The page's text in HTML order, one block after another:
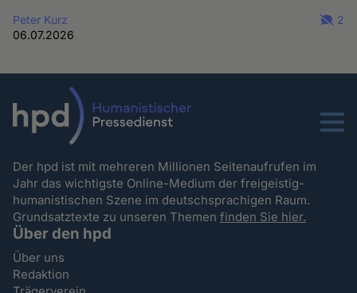
Peter Kurz
06.07.2026
2
Menu
Der hpd ist mit mehreren Millionen Seitenaufrufen im
Jahr das wichtigste Online-Medium der freigeistig-
humanistischen Szene im deutschsprachigen Raum.
Grundsatztexte zu unseren Themenfinden Sie hier.
Über den hpd
Über uns
Redaktion